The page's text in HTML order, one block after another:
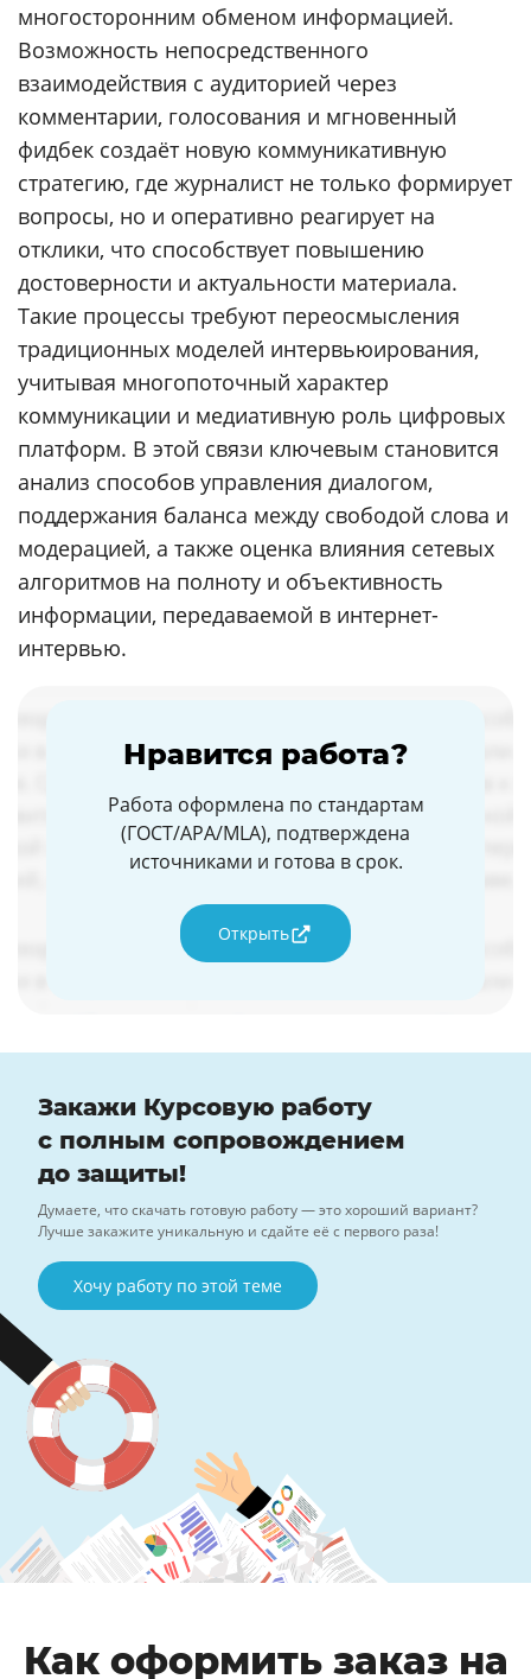
многосторонним обменом информацией.
Возможность непосредственного
взаимодействия с аудиторией через
комментарии, голосования и мгновенный
фидбек создаёт новую коммуникативную
стратегию, где журналист не только формирует
вопросы, но и оперативно реагирует на
отклики, что способствует повышению
достоверности и актуальности материала.
Такие процессы требуют переосмысления
традиционных моделей интервьюирования,
учитывая многопоточный характер
коммуникации и медиативную роль цифровых
платформ. В этой связи ключевым становится
анализ способов управления диалогом,
поддержания баланса между свободой слова и
модерацией, а также оценка влияния сетевых
алгоритмов на полноту и объективность
информации, передаваемой в интернет-
интервью.
Нравится работа?
Работа оформлена по стандартам
(ГОСТ/APA/MLA), подтверждена
источниками и готова в срок.
Открыть
Закажи Курсовую работу
с полным сопровождением
до защиты!
Думаете, что скачать готовую работу — это хороший вариант?
Лучше закажите уникальную и сдайте её с первого раза!
Хочу работу по этой теме
Как оформить заказ на